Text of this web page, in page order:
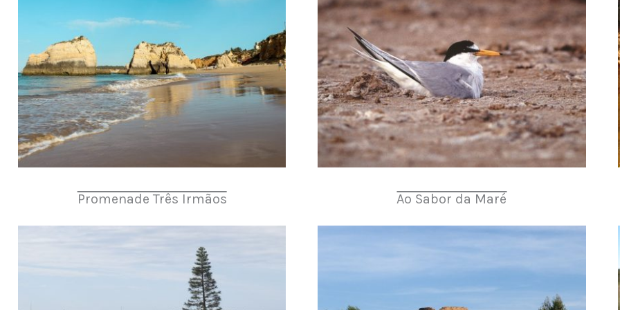
Promenade Três Irmãos Ao Sabor da Maré